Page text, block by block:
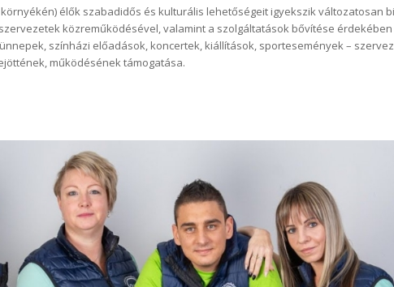
élők szabadidős és kulturális lehetőségeit igyekszik változatosan
közreműködésével, valamint a szolgáltatások bővítése
színházi előadások, koncertek, kiállítások, sportesemények –
működésének támogatása.